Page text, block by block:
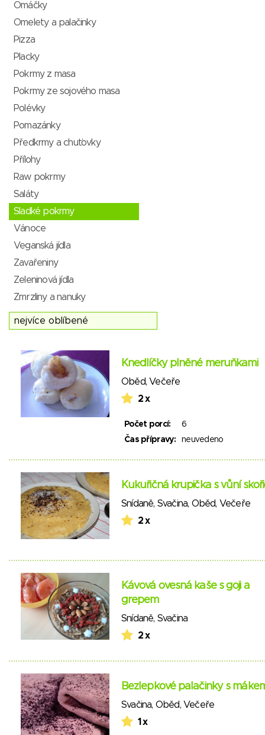
Omáčky
Omelety a palačinky
Pizza
Placky
Pokrmy z masa
Pokrmy ze sojového masa
Polévky
Pomazánky
Předkrmy a chuťovky
Přílohy
Raw pokrmy
Saláty
Sladké pokrmy
Vánoce
Veganská jídla
Zavařeniny
Zeleninová jídla
Zmrzliny a nanuky
Knedlíčky plněné meruňkami
Oběd, Večeře
2 x
Počet porcí:
6
Čas přípravy:
neuvedeno
Kukuřičná krupička s vůní
Snídaně, Svačina, Oběd, Večeře
2 x
Kávová ovesná kaše s goji a
grepem
Snídaně, Svačina
2 x
Bezlepkové palačinky s
Svačina, Oběd, Večeře
1 x